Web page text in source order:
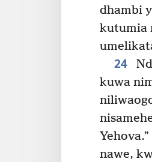
dhambi
kutumia
24
kuwa
Yehova.”
nawe,